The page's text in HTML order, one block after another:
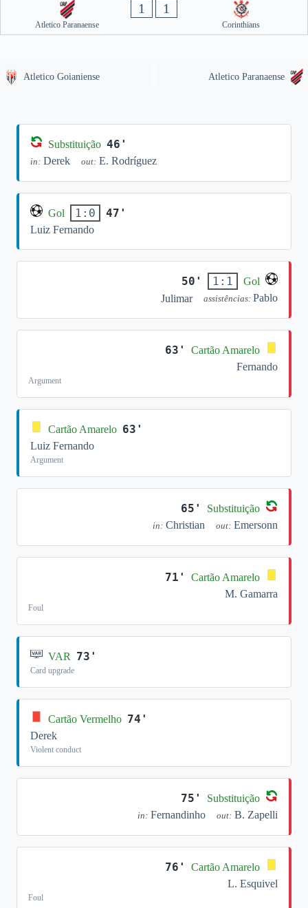
Atletico Paranaense
1 1
Corinthians
Atletico Goianiense Atletico Paranaense
Substituição 46'
in: Derek out: E. Rodríguez
Gol 1:0 47'
Luiz Fernando
50' 1:1
Gol
Julimar
assistências: Pablo
63'
Cartão Amarelo
Fernando
Argument
Cartão Amarelo 63'
Luiz Fernando
Argument
65' Substituição
in: Christian out: Emersonn
71'
Cartão Amarelo
M. Gamarra
Foul
VAR 73'
Card upgrade
Cartão Vermelho 74'
Derek
Violent conduct
75' Substituição
in: Fernandinho out: B. Zapelli
76'
Cartão Amarelo
L. Esquivel
Foul